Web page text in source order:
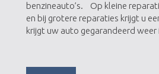
benzineauto’s. Op kleine
en bij grotere reparaties krijgt u
krijgt uw auto gegarandeerd